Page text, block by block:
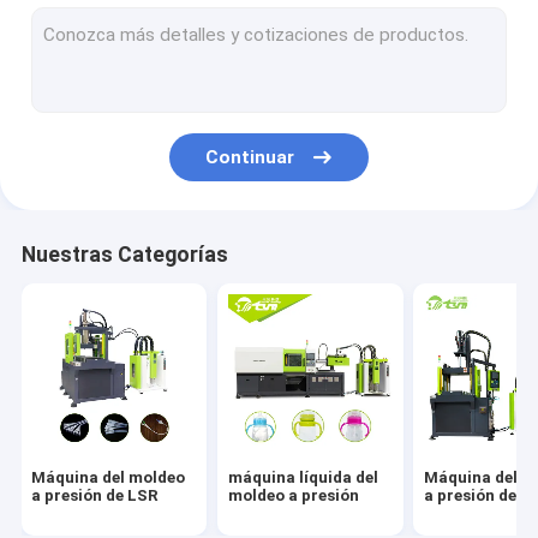
Máquina menstrual de la fabricación de la taza
Continuar
Nuestras Categorías
Máquina del moldeo
a presión de LSR
máquina líquida del
moldeo a presión
Máquina del
a presión del